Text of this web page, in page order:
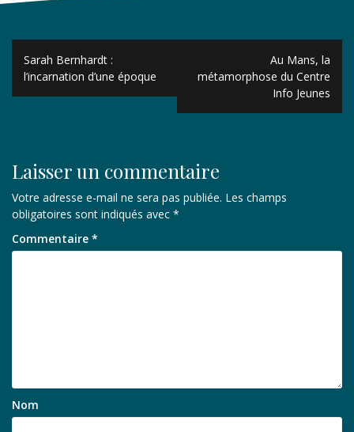
Navigation
de
l’article
Sarah Bernhardt :
l’incarnation d’une époque
Au Mans, la
métamorphose du Centre
Info Jeunes
Laisser un commentaire
Votre adresse e-mail ne sera pas publiée. Les champs
obligatoires sont indiqués avec *
Commentaire *
Nom